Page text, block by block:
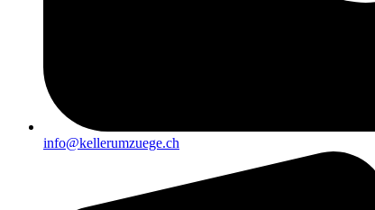
info@kellerumzuege.ch